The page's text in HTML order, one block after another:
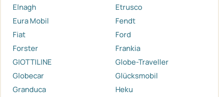
Elnagh
Etrusco
Eura Mobil
Fendt
Fiat
Ford
Forster
Frankia
GIOTTILINE
Globe-Traveller
Globecar
Glücksmobil
Granduca
Heku